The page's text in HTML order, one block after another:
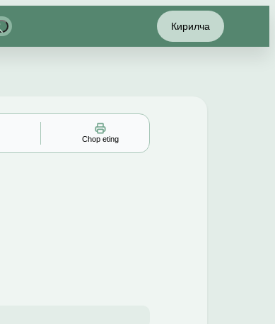
Кирилча
Chop eting